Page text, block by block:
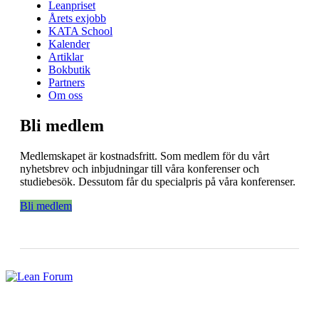
Leanpriset
Årets exjobb
KATA School
Kalender
Artiklar
Bokbutik
Partners
Om oss
Bli medlem
Medlemskapet är kostnadsfritt. Som medlem för du vårt
nyhetsbrev och inbjudningar till våra konferenser och
studiebesök. Dessutom får du specialpris på våra konferenser.
Bli medlem